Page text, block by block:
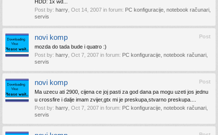
HDD: 1x wd...
Post by: harry Oct 14, 2007 in forum: PC konfiguracije, notebook računari,
servis
Post
novi komp
mozda do tada bude i quatro :)
Post by: harry Oct 7, 2007 in forum: PC konfiguracije, notebook računari,
servis
Post
novi komp
Ma uzecu ati 2900, cijena ce joj pasti za god dana pa mogu uzeti jos jednu
u crossfire i dalje imam zvijer,gtx mi je preskupa,stvarno preskupa....
Post by: harry Oct 7, 2007 in forum: PC konfiguracije, notebook računari,
servis